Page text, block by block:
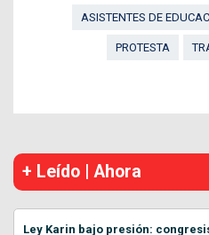
ASISTENTES DE
PROTESTA
+ Leído | Ahora
Ley Karin bajo presión: